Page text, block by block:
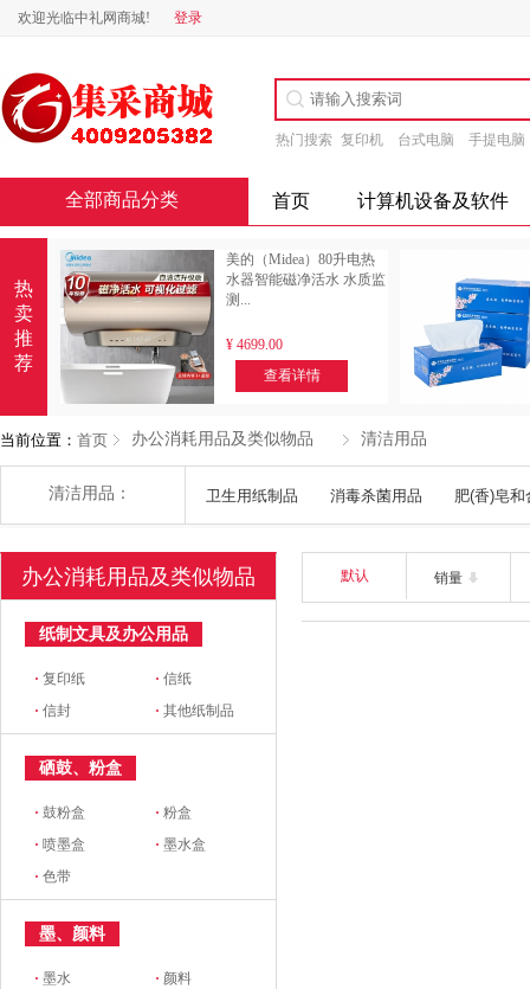
欢迎光临中礼网商城! 登录
热门搜索 复印机 台式电脑 手提电脑
全部商品分类 首页 计算机设备及软件
热
卖
推
荐
美的（Midea）80升电热
水器智能磁净活水 水质监
测...
¥ 4699.00
查看详情
当前位置： 首页 办公消耗用品及类似物品 清洁用品
清洁用品： 卫生用纸制品 消毒杀菌用品 肥(香)皂
办公消耗用品及类似物品
纸制文具及办公用品
·复印纸 ·信纸
·信封 ·其他纸制品
硒鼓、粉盒
·鼓粉盒 ·粉盒
·喷墨盒 ·墨水盒
·色带
墨、颜料
·墨水 ·颜料
默认 销量